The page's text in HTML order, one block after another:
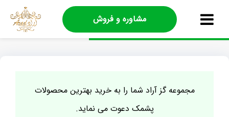
مشاوره و فروش
مجموعه گز آراد شما را به خرید بهترین محصولات
پشمک دعوت می نماید.